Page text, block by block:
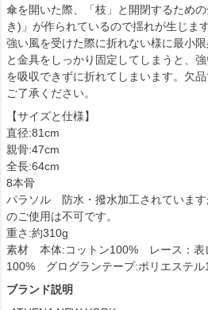
傘を開いた際、「枝」と開閉するため
き)」が作られているので揺れが生じます
強い風を受けた際に折れない様に最小
と金具をしっかり固定してしまうと、
を吸収できずに折れてしまいます。欠
ご了承ください。
【サイズと仕様】
直径:81cm
親骨:47cm
全長:64cm
8本骨
パラソル 防水・撥水加工されていま
のご使用は不可です。
重さ:約310g
素材 本体:コットン100% レース：表
100% グログランテープ:ポリエステル
ブランド説明